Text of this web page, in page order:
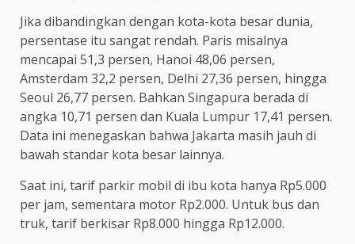
Jika dibandingkan dengan kota-kota besar dunia,
persentase itu sangat rendah. Paris misalnya
mencapai 51,3 persen, Hanoi 48,06 persen,
Amsterdam 32,2 persen, Delhi 27,36 persen, hingga
Seoul 26,77 persen. Bahkan Singapura berada di
angka 10,71 persen dan Kuala Lumpur 17,41 persen.
Data ini menegaskan bahwa Jakarta masih jauh di
bawah standar kota besar lainnya.
Saat ini, tarif parkir mobil di ibu kota hanya Rp5.000
per jam, sementara motor Rp2.000. Untuk bus dan
truk, tarif berkisar Rp8.000 hingga Rp12.000.